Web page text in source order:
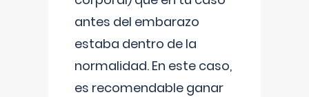
antes del embarazo
estaba dentro de la
normalidad. En este caso,
es recomendable ganar